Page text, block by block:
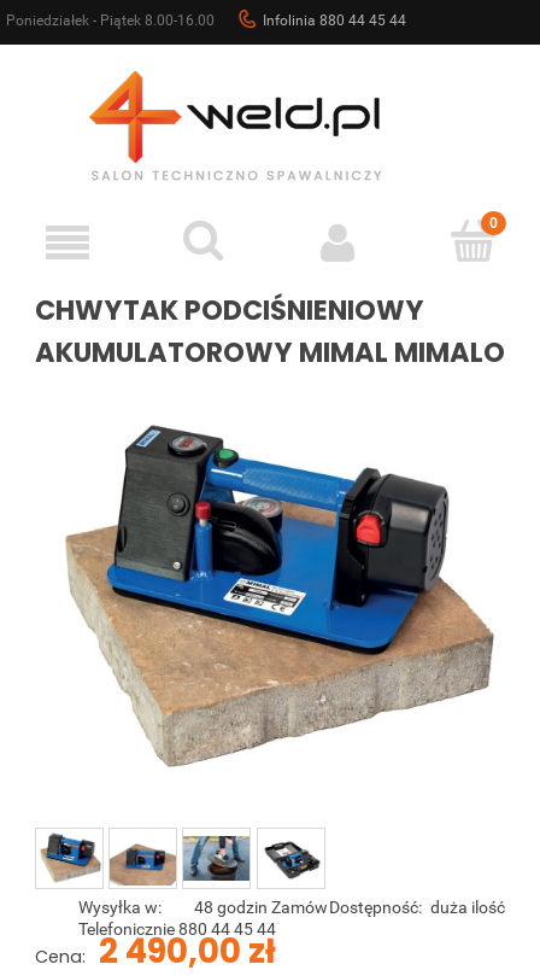
Poniedziałek - Piątek 8.00-16.00 Infolinia 880 44 45 44
CHWYTAK PODCIŚNIENIOWY
AKUMULATOROWY MIMAL MIMALO
Dostępność: duża ilość
Wysyłka w:
48 godzin Zamów
Telefonicznie 880 44 45 44
Cena: 2 490,00 zł